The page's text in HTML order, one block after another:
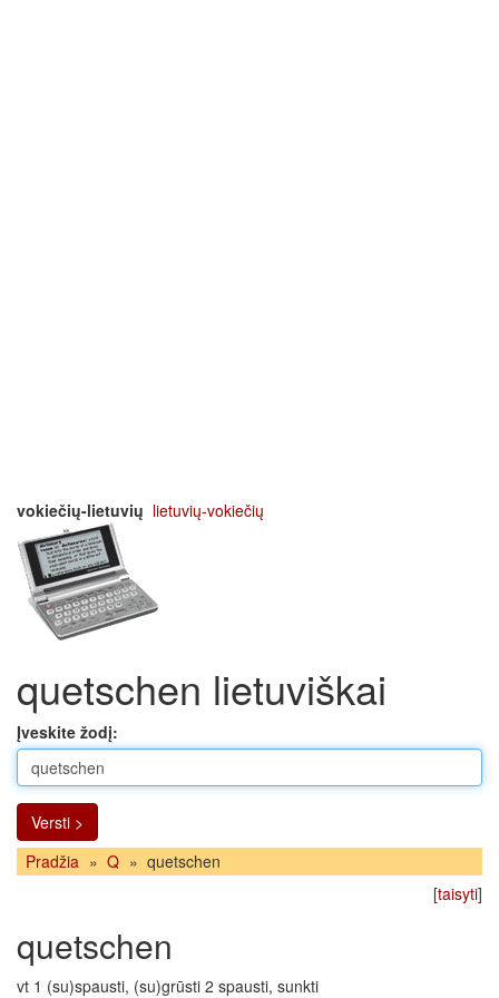
vokiečių-lietuvių lietuvių-vokiečių
quetschen lietuviškai
Įveskite žodį:
Versti >
Pradžia » Q » quetschen
[taisyti]
quetschen
vt 1 (su)spausti, (su)grūsti 2 spausti, sunkti